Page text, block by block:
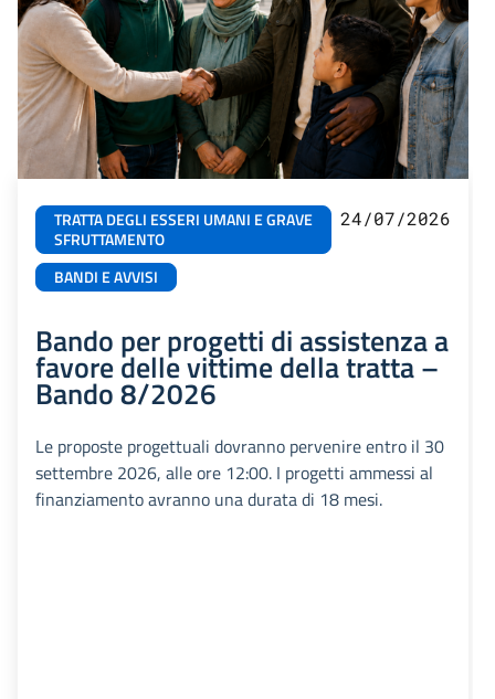
TRATTA DEGLI ESSERI UMANI E GRAVE
SFRUTTAMENTO
BANDI E AVVISI
24/07/2026
Bando per progetti di assistenza a
favore delle vittime della tratta –
Bando 8/2026
Le proposte progettuali dovranno pervenire entro il 30
settembre 2026, alle ore 12:00. I progetti ammessi al
finanziamento avranno una durata di 18 mesi.